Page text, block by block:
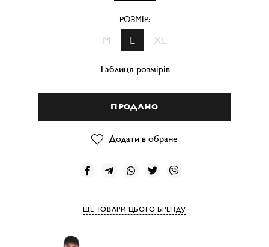
РОЗМІР:
M L XL
Таблиця розмірів
ПРОДАНО
Додати в обране
ЩЕ ТОВАРИ ЦЬОГО БРЕНДУ